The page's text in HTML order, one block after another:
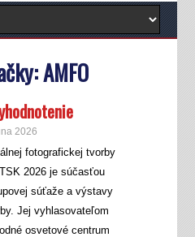
AMFO
2026
fotografickej tvorby
2026 je súčasťou
súťaže a výstavy
Jej vyhlasovateľom
osvetové centrum